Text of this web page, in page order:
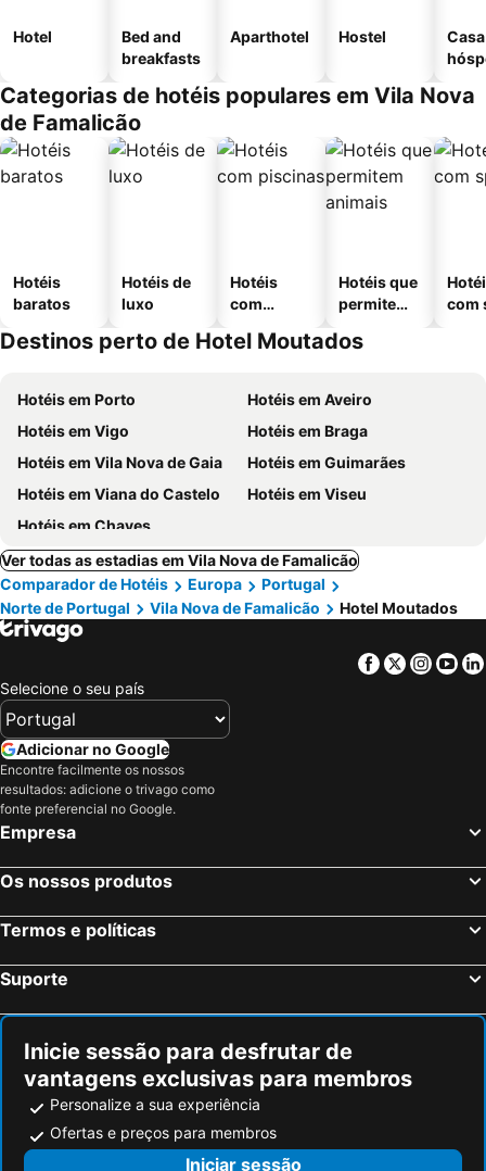
Hotel
Bed and
breakfasts
Aparthotel Hostel
Categorias de hotéis populares em Vila Nova
de Famalicão
Hotéis
baratos
Hotéis de
luxo
Hotéis
com
Hotéis que
permitem
com
Destinos perto de Hotel Moutados
Hotéis em Porto
Hotéis em Aveiro
Hotéis em Vigo
Hotéis em Braga
Hotéis em Vila Nova de Gaia
Hotéis em Guimarães
Hotéis em Viana do Castelo
Hotéis em Viseu
Hotéis em Chaves
Ver todas as estadias em Vila Nova de Famalicão
Comparador de Hotéis
Europa
Portugal
Norte de Portugal
Vila Nova de Famalicão Hotel Moutados
Facebook
Twitter
Selecione o seu país
Adicionar no Google
Encontre facilmente os nossos
resultados: adicione o trivago como
fonte preferencial no Google.
Empresa
Os nossos produtos
Termos e políticas
Suporte
Inicie sessão para desfrutar de
vantagens exclusivas para membros
Personalize a sua experiência
Ofertas e preços para membros
Iniciar sessão